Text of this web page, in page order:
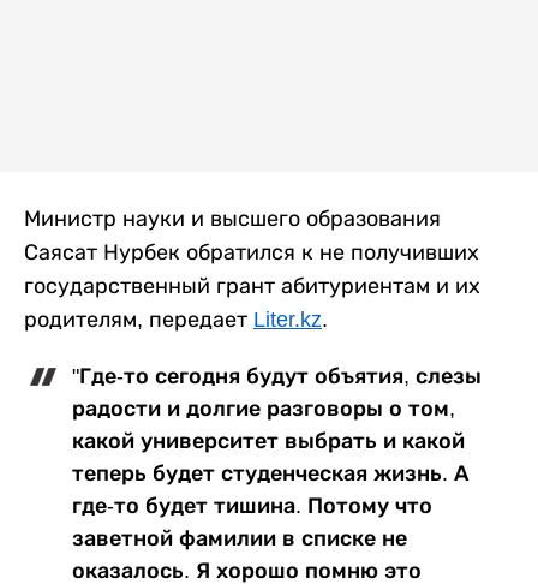
Министр науки и высшего образования
Саясат Нурбек обратился к не получивших
государственный грант абитуриентам и их
родителям, передает Liter.kz.
"Где-то сегодня будут объятия, слезы
радости и долгие разговоры о том,
какой университет выбрать и какой
теперь будет студенческая жизнь. А
где-то будет тишина. Потому что
заветной фамилии в списке не
оказалось. Я хорошо помню это